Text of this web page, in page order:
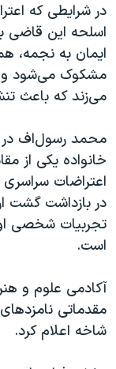
در شرایطی که
اسلحه این قاضی
ایمان به نجمه،
مشکوک می‌شود و
می‌زند که باعث
محمد رسول‌اف در
خانواده یکی از
اعتراضات
تجربیات شخصی
است.
شاخه اعلام کرد.